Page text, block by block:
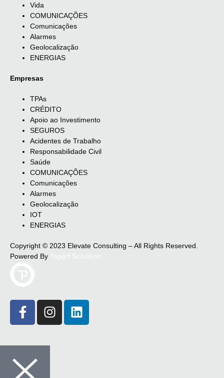
Vida
COMUNICAÇÕES
Comunicações
Alarmes
Geolocalização
ENERGIAS
Empresas
TPAs
CRÉDITO
Apoio ao Investimento
SEGUROS
Acidentes de Trabalho
Responsabilidade Civil
Saúde
COMUNICAÇÕES
Comunicações
Alarmes
Geolocalização
IOT
ENERGIAS
Copyright © 2023 Elevate Consulting – All Rights Reserved.
Powered By